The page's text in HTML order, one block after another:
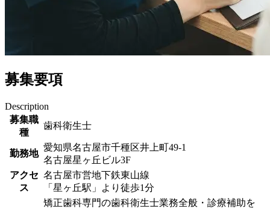
募集要項
Description
募集職
種
歯科衛生士
勤務地
愛知県名古屋市千種区井上町49-1
名古屋星ヶ丘ビル3F
アクセ
ス
名古屋市営地下鉄東山線
「星ヶ丘駅」より徒歩1分
矯正歯科専門の歯科衛生士業務全般・診療補助を